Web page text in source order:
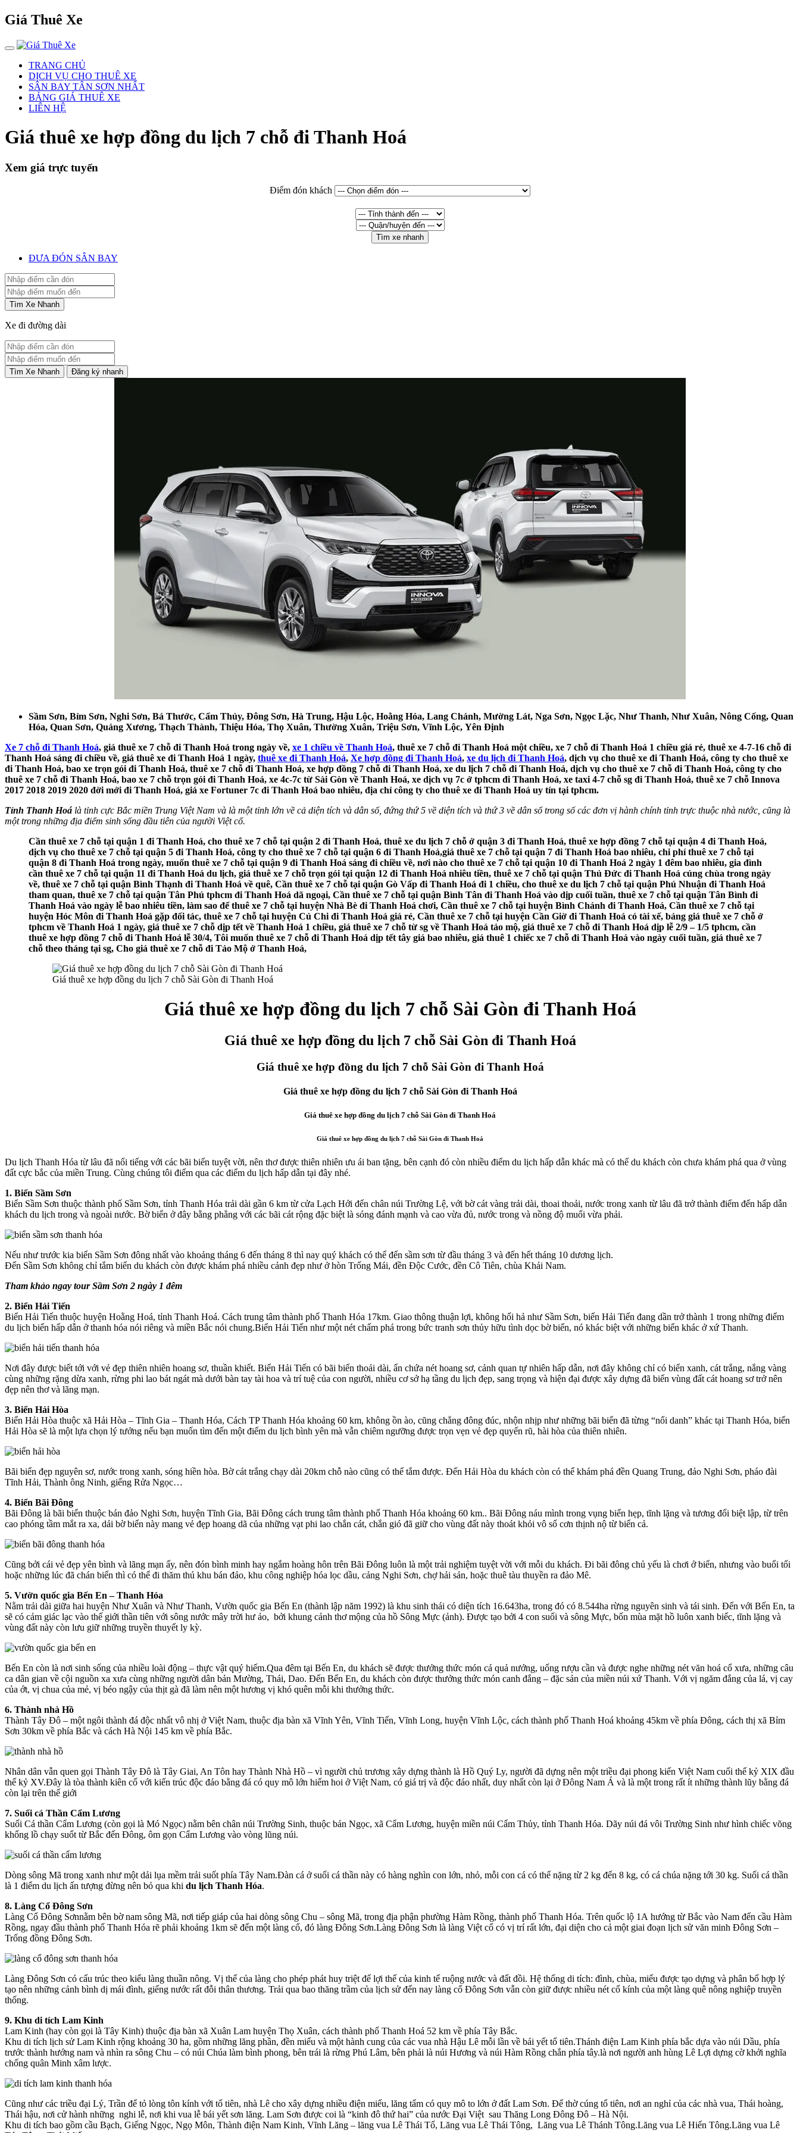
Giá Thuê Xe
TRANG CHỦ
DỊCH VỤ CHO THUÊ XE
SÂN BAY TÂN SƠN NHẤT
BẢNG GIÁ THUÊ XE
LIÊN HỆ
Giá thuê xe hợp đồng du lịch 7 chỗ đi Thanh Hoá
Xem giá trực tuyến
Điểm đón khách
Tìm xe nhanh
ĐƯA ĐÓN SÂN BAY
Tìm Xe Nhanh
Xe đi đường dài
Tìm Xe Nhanh Đăng ký nhanh
Sầm Sơn, Bỉm Sơn, Nghi Sơn, Bá Thước, Cẩm Thủy, Đông Sơn, Hà Trung, Hậu Lộc, Hoằng Hóa, Lang Chánh, Mường Lát, Nga Sơn, Ngọc Lặc, Như Thanh, Như Xuân, Nông Cống, Quan
Hóa, Quan Sơn, Quảng Xương, Thạch Thành, Thiệu Hóa, Thọ Xuân, Thường Xuân, Triệu Sơn, Vĩnh Lộc, Yên Định
Xe 7 chỗ đi Thanh Hoá, giá thuê xe 7 chỗ đi Thanh Hoá trong ngày về, xe 1 chiều về Thanh Hoá, thuê xe 7 chỗ đi Thanh Hoá một chiều, xe 7 chỗ đi Thanh Hoá 1 chiều giá rẻ, thuê xe 4-7-16 chỗ đi
Thanh Hoá sáng đi chiều về, giá thuê xe đi Thanh Hoá 1 ngày, thuê xe đi Thanh Hoá, Xe hợp đồng đi Thanh Hoá, xe du lịch đi Thanh Hoá, dịch vụ cho thuê xe đi Thanh Hoá, công ty cho thuê xe
đi Thanh Hoá, bao xe trọn gói đi Thanh Hoá, thuê xe 7 chỗ đi Thanh Hoá, xe hợp đồng 7 chỗ đi Thanh Hoá, xe du lịch 7 chỗ đi Thanh Hoá, dịch vụ cho thuê xe 7 chỗ đi Thanh Hoá, công ty cho
thuê xe 7 chỗ đi Thanh Hoá, bao xe 7 chỗ trọn gói đi Thanh Hoá, xe 4c-7c từ Sài Gòn về Thanh Hoá, xe dịch vụ 7c ở tphcm đi Thanh Hoá, xe taxi 4-7 chỗ sg đi Thanh Hoá, thuê xe 7 chỗ Innova
2017 2018 2019 2020 đời mới đi Thanh Hoá, giá xe Fortuner 7c đi Thanh Hoá bao nhiêu, địa chỉ công ty cho thuê xe đi Thanh Hoá uy tín tại tphcm.
Tỉnh Thanh Hoá là tỉnh cực Bắc miền Trung Việt Nam và là một tỉnh lớn về cả diện tích và dân số, đứng thứ 5 về diện tích và thứ 3 về dân số trong số các đơn vị hành chính tỉnh trực thuộc nhà nước, cũng là
một trong những địa điểm sinh sống đầu tiên của người Việt cổ.
Cần thuê xe 7 chỗ tại quận 1 đi Thanh Hoá, cho thuê xe 7 chỗ tại quận 2 đi Thanh Hoá, thuê xe du lịch 7 chỗ ở quận 3 đi Thanh Hoá, thuê xe hợp đồng 7 chỗ tại quận 4 đi Thanh Hoá,
dịch vụ cho thuê xe 7 chỗ tại quận 5 đi Thanh Hoá, công ty cho thuê xe 7 chỗ tại quận 6 đi Thanh Hoá,giá thuê xe 7 chỗ tại quận 7 đi Thanh Hoá bao nhiêu, chi phí thuê xe 7 chỗ tại
quận 8 đi Thanh Hoá trong ngày, muốn thuê xe 7 chỗ tại quận 9 đi Thanh Hoá sáng đi chiều về, nơi nào cho thuê xe 7 chỗ tại quận 10 đi Thanh Hoá 2 ngày 1 đêm bao nhiêu, gia đình
cần thuê xe 7 chỗ tại quận 11 đi Thanh Hoá du lịch, giá thuê xe 7 chỗ trọn gói tại quận 12 đi Thanh Hoá nhiêu tiền, thuê xe 7 chỗ tại quận Thủ Đức đi Thanh Hoá cúng chùa trong ngày
về, thuê xe 7 chỗ tại quận Bình Thạnh đi Thanh Hoá về quê, Cần thuê xe 7 chỗ tại quận Gò Vấp đi Thanh Hoá đi 1 chiều, cho thuê xe du lịch 7 chỗ tại quận Phú Nhuận đi Thanh Hoá
tham quan, thuê xe 7 chỗ tại quận Tân Phú tphcm đi Thanh Hoá dã ngoại, Cần thuê xe 7 chỗ tại quận Bình Tân đi Thanh Hoá vào dịp cuối tuần, thuê xe 7 chỗ tại quận Tân Bình đi
Thanh Hoá vào ngày lễ bao nhiêu tiền, làm sao để thuê xe 7 chỗ tại huyện Nhà Bè đi Thanh Hoá chơi, Cần thuê xe 7 chỗ tại huyện Bình Chánh đi Thanh Hoá, Cần thuê xe 7 chỗ tại
huyện Hóc Môn đi Thanh Hoá gặp đối tác, thuê xe 7 chỗ tại huyện Củ Chi đi Thanh Hoá giá rẻ, Cần thuê xe 7 chỗ tại huyện Cần Giờ đi Thanh Hoá có tài xế, bảng giá thuê xe 7 chỗ ở
tphcm về Thanh Hoá 1 ngày, giá thuê xe 7 chỗ dịp tết về Thanh Hoá 1 chiều, giá thuê xe 7 chỗ từ sg về Thanh Hoá tảo mộ, giá thuê xe 7 chỗ đi Thanh Hoá dịp lễ 2/9 – 1/5 tphcm, cần
thuê xe hợp đồng 7 chỗ đi Thanh Hoá lễ 30/4, Tôi muốn thuê xe 7 chỗ đi Thanh Hoá dịp tết tây giá bao nhiêu, giá thuê 1 chiếc xe 7 chỗ đi Thanh Hoá vào ngày cuối tuần, giá thuê xe 7
chỗ theo tháng tại sg, Cho giá thuê xe 7 chỗ đi Tảo Mộ ở Thanh Hoá,
Giá thuê xe hợp đồng du lịch 7 chỗ Sài Gòn đi Thanh Hoá
Giá thuê xe hợp đồng du lịch 7 chỗ Sài Gòn đi Thanh Hoá
Giá thuê xe hợp đồng du lịch 7 chỗ Sài Gòn đi Thanh Hoá
Giá thuê xe hợp đồng du lịch 7 chỗ Sài Gòn đi Thanh Hoá
Giá thuê xe hợp đồng du lịch 7 chỗ Sài Gòn đi Thanh Hoá
Giá thuê xe hợp đồng du lịch 7 chỗ Sài Gòn đi Thanh Hoá
Giá thuê xe hợp đồng du lịch 7 chỗ Sài Gòn đi Thanh Hoá
Du lịch Thanh Hóa từ lâu đã nổi tiếng với các bãi biển tuyệt vời, nên thơ được thiên nhiên ưu ái ban tặng, bên cạnh đó còn nhiều điểm du lịch hấp dẫn khác mà có thể du khách còn chưa khám phá qua ở vùng
đất cực bắc của miền Trung. Cùng chúng tôi điểm qua các điểm du lịch hấp dẫn tại đây nhé.
1. Biển Sầm Sơn
Biển Sầm Sơn thuộc thành phố Sầm Sơn, tỉnh Thanh Hóa trải dài gần 6 km từ cửa Lạch Hới đến chân núi Trường Lệ, với bờ cát vàng trải dài, thoai thoải, nước trong xanh từ lâu đã trở thành điểm đến hấp dẫn
khách du lịch trong và ngoài nước. Bờ biển ở đây bằng phẳng với các bãi cát rộng đặc biệt là sóng đánh mạnh và cao vừa đủ, nước trong và nồng độ muối vừa phải.
Nếu như trước kia biển Sầm Sơn đông nhất vào khoảng tháng 6 đến tháng 8 thì nay quý khách có thể đến sầm sơn từ đầu tháng 3 và đến hết tháng 10 dương lịch.
Đến Sầm Sơn không chỉ tắm biển du khách còn được khám phá nhiều cảnh đẹp như ở hòn Trống Mái, đền Độc Cước, đền Cô Tiên, chùa Khải Nam.
Tham khảo ngay tour Sầm Sơn 2 ngày 1 đêm
2. Biển Hải Tiến
Biển Hải Tiến thuộc huyện Hoằng Hoá, tỉnh Thanh Hoá. Cách trung tâm thành phố Thanh Hóa 17km. Giao thông thuận lợi, không hối hả như Sầm Sơn, biển Hải Tiến đang dần trở thành 1 trong những điểm
du lịch biển hấp dẫn ở thanh hóa nói riêng và miền Bắc nói chung.Biển Hải Tiến như một nét chấm phá trong bức tranh sơn thủy hữu tình dọc bờ biển, nó khác biệt với những biển khác ở xứ Thanh.
Nơi đây được biết tới với vẻ đẹp thiên nhiên hoang sơ, thuần khiết. Biển Hải Tiến có bãi biển thoải dài, ẩn chứa nét hoang sơ, cảnh quan tự nhiên hấp dẫn, nơi đây không chỉ có biển xanh, cát trắng, nắng vàng
cùng những rặng dừa xanh, rừng phi lao bát ngát mà dưới bàn tay tài hoa và trí tuệ của con người, nhiều cơ sở hạ tầng du lịch đẹp, sang trọng và hiện đại được xây dựng đã biến vùng đất cát hoang sơ trở nên
đẹp nên thơ và lãng mạn.
3. Biển Hải Hòa
Biển Hải Hòa thuộc xã Hải Hòa – Tĩnh Gia – Thanh Hóa, Cách TP Thanh Hóa khoảng 60 km, không ồn ào, cũng chẳng đông đúc, nhộn nhịp như những bãi biển đã từng “nổi danh” khác tại Thanh Hóa, biển
Hải Hòa sẽ là một lựa chọn lý tưởng nếu bạn muốn tìm đến một điểm du lịch bình yên mà vẫn chiêm ngưỡng được trọn vẹn vẻ đẹp quyến rũ, hài hòa của thiên nhiên.
Bãi biển đẹp nguyên sơ, nước trong xanh, sóng hiền hòa. Bờ cát trắng chạy dài 20km chỗ nào cũng có thể tắm được. Đến Hải Hòa du khách còn có thể khám phá đền Quang Trung, đảo Nghi Sơn, pháo đài
Tĩnh Hải, Thành ông Ninh, giếng Rửa Ngọc…
4. Biển Bãi Đông
Bãi Đông là bãi biển thuộc bán đảo Nghi Sơn, huyện Tĩnh Gia, Bãi Đông cách trung tâm thành phố Thanh Hóa khoảng 60 km.. Bãi Đông náu mình trong vụng biển hẹp, tĩnh lặng và tương đối biệt lập, từ trên
cao phóng tầm mắt ra xa, dải bờ biển này mang vẻ đẹp hoang dã của những vạt phi lao chắn cát, chắn gió đã giữ cho vùng đất này thoát khỏi vô số cơn thịnh nộ từ biển cả.
Cũng bởi cái vẻ đẹp yên bình và lãng mạn ấy, nên đón bình minh hay ngắm hoàng hôn trên Bãi Đông luôn là một trải nghiệm tuyệt vời với mỗi du khách. Đi bãi đông chủ yếu là chơi ở biển, nhưng vào buổi tối
hoặc những lúc đã chán biển thì có thể đi thăm thú khu bán đảo, khu công nghiệp hóa lọc dầu, cảng Nghi Sơn, chợ hải sản, hoặc thuê tàu thuyền ra đảo Mê.
5. Vườn quốc gia Bến En – Thanh Hóa
Nằm trải dài giữa hai huyện Như Xuân và Như Thanh, Vườn quốc gia Bến En (thành lập năm 1992) là khu sinh thái có diện tích 16.643ha, trong đó có 8.544ha rừng nguyên sinh và tái sinh. Đến với Bến En, ta
sẽ có cảm giác lạc vào thế giới thần tiên với sông nước mây trời hư ảo, bởi khung cảnh thơ mộng của hồ Sông Mực (ảnh). Được tạo bởi 4 con suối và sông Mực, bốn mùa mặt hồ luôn xanh biếc, tĩnh lặng và
vùng đất này còn lưu giữ những truyền thuyết ly kỳ.
Bến En còn là nơi sinh sống của nhiều loài động – thực vật quý hiếm.Qua đêm tại Bến En, du khách sẽ được thưởng thức món cá quả nướng, uống rượu cần và được nghe những nét văn hoá cổ xưa, những câu
ca dân gian về cội nguồn xa xưa cùng những người dân bản Mường, Thái, Dao. Đến Bến En, du khách còn được thưởng thức món canh đắng – đặc sản của miền núi xứ Thanh. Với vị ngăm đắng của lá, vị cay
của ớt, vị chua của mẻ, vị béo ngậy của thịt gà đã làm nên một hương vị khó quên mỗi khi thưởng thức.
6. Thành nhà Hồ
Thành Tây Đô – một ngôi thành đá độc nhất vô nhị ở Việt Nam, thuộc địa bàn xã Vĩnh Yên, Vĩnh Tiến, Vĩnh Long, huyện Vĩnh Lộc, cách thành phố Thanh Hoá khoảng 45km về phía Đông, cách thị xã Bỉm
Sơn 30km về phía Bắc và cách Hà Nội 145 km về phía Bắc.
Nhân dân vẫn quen gọi Thành Tây Đô là Tây Giai, An Tôn hay Thành Nhà Hồ – vì người chủ trương xây dựng thành là Hồ Quý Ly, người đã dựng nên một triều đại phong kiến Việt Nam cuối thế kỷ XIX đầu
thế kỷ XV.Đây là tòa thành kiên cố với kiến trúc độc đáo bằng đá có quy mô lớn hiếm hoi ở Việt Nam, có giá trị và độc đáo nhất, duy nhất còn lại ở Đông Nam Á và là một trong rất ít những thành lũy bằng đá
còn lại trên thế giới
7. Suối cá Thần Cẩm Lương
Suối Cá thần Cẩm Lương (còn gọi là Mó Ngọc) nằm bên chân núi Trường Sinh, thuộc bản Ngọc, xã Cẩm Lương, huyện miền núi Cẩm Thủy, tỉnh Thanh Hóa. Dãy núi đá vôi Trường Sinh như hình chiếc võng
khổng lồ chạy suốt từ Bắc đến Đông, ôm gọn Cẩm Lương vào vòng lũng núi.
Dòng sông Mã trong xanh như một dải lụa mềm trải suốt phía Tây Nam.Đàn cá ở suối cá thần này có hàng nghìn con lớn, nhỏ, mỗi con cá có thể nặng từ 2 kg đến 8 kg, có cá chúa nặng tới 30 kg. Suối cá thần
là 1 điểm du lịch ấn tượng đừng nên bỏ qua khi du lịch Thanh Hóa.
8. Làng Cổ Đông Sơn
Làng Cổ Đông Sơnnằm bên bờ nam sông Mã, nơi tiếp giáp của hai dòng sông Chu – sông Mã, trong địa phận phường Hàm Rồng, thành phố Thanh Hóa. Trên quốc lộ 1A hướng từ Bắc vào Nam đến cầu Hàm
Rồng, ngay đầu thành phố Thanh Hóa rẽ phải khoảng 1km sẽ đến một làng cổ, đó làng Đông Sơn.Làng Đông Sơn là làng Việt cổ có vị trí rất lớn, đại diện cho cả một giai đoạn lịch sử văn minh Đông Sơn –
Trống đồng Đông Sơn.
Làng Đông Sơn có cấu trúc theo kiểu làng thuần nông. Vị thế của làng cho phép phát huy triệt để lợi thế của kinh tế ruộng nước và đất đồi. Hệ thống di tích: đình, chùa, miếu được tạo dựng và phân bố hợp lý
tạo nên những cảnh bình dị mái đình, giếng nước rất đỗi thân thương. Trải qua bao thăng trầm của lịch sử đến nay làng cổ Đông Sơn vẫn còn giữ được nhiều nét cổ kính của một làng quê nông nghiệp truyền
thống.
9. Khu di tích Lam Kinh
Lam Kinh (hay còn gọi là Tây Kinh) thuộc địa bàn xã Xuân Lam huyện Thọ Xuân, cách thành phố Thanh Hoá 52 km về phía Tây Bắc.
Khu di tích lịch sử Lam Kinh rộng khoảng 30 ha, gồm những lăng phần, đền miếu và một hành cung của các vua nhà Hậu Lê mỗi lần về bái yết tổ tiên.Thánh điện Lam Kinh phía bắc dựa vào núi Dầu, phía
trước thành hướng nam và nhìn ra sông Chu – có núi Chúa làm bình phong, bên trái là rừng Phú Lâm, bên phải là núi Hương và núi Hàm Rồng chắn phía tây.là nơi người anh hùng Lê Lợi dựng cờ khởi nghĩa
chống quân Minh xâm lược.
Cũng như các triều đại Lý, Trần để tỏ lòng tôn kính với tổ tiên, nhà Lê cho xây dựng nhiều điện miếu, lăng tẩm có quy mô to lớn ở đất Lam Sơn. Để thờ cúng tổ tiên, nơi an nghỉ của các nhà vua, Thái hoàng,
Thái hậu, nơi cử hành những nghi lễ, nơi khi vua lễ bái yết sơn lăng. Lam Sơn được coi là “kinh đô thứ hai” của nước Đại Việt sau Thăng Long Đông Đô – Hà Nội.
Khu di tích bao gồm cầu Bạch, Giếng Ngọc, Ngọ Môn, Thành điện Nam Kinh, Vĩnh Lăng – lăng vua Lê Thái Tổ, Lăng vua Lê Thái Tông, Lăng vua Lê Thánh Tông.Lăng vua Lê Hiến Tông.Lăng vua Lê